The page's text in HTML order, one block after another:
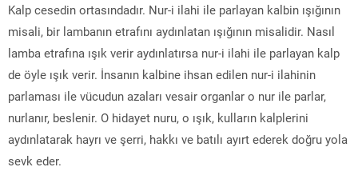
Kalp cesedin ortasındadır. Nur-i ilahi ile parlayan kalbin ışığının
misali, bir lambanın etrafını aydınlatan ışığının misalidir. Nasıl
lamba etrafına ışık verir aydınlatırsa nur-i ilahi ile parlayan kalp
de öyle ışık verir. İnsanın kalbine ihsan edilen nur-i ilahinin
parlaması ile vücudun azaları vesair organlar o nur ile parlar,
nurlanır, beslenir. O hidayet nuru, o ışık, kulların kalplerini
aydınlatarak hayrı ve şerri, hakkı ve batılı ayırt ederek doğru yola
sevk eder.